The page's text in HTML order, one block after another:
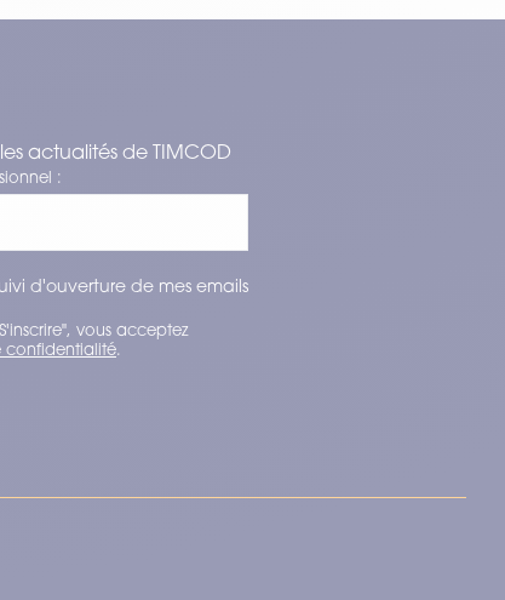
actualités de TIMCOD
:
d'ouverture de mes emails
vous acceptez
confidentialité.